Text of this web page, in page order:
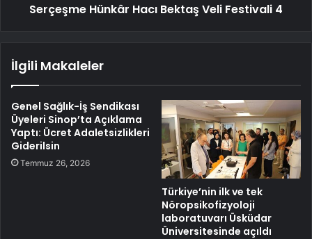
Serçeşme Hünkâr Hacı Bektaş Veli Festivali 4
İlgili Makaleler
Genel Sağlık-İş Sendikası
Üyeleri Sinop’ta Açıklama
Yaptı: Ücret Adaletsizlikleri
Giderilsin
Temmuz 26, 2026
Türkiye’nin ilk ve tek
Nöropsikofizyoloji
laboratuvarı Üsküdar
Üniversitesinde açıldı